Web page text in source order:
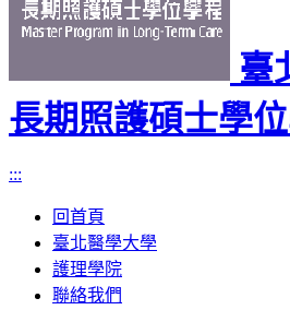
臺
長期照護碩士學
:::
回首頁
臺北醫學大學
護理學院
聯絡我們